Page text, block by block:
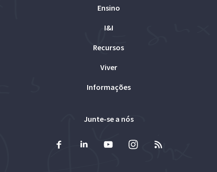
Ensino
I&I
Recursos
Viver
Informações
Junte-se a nós